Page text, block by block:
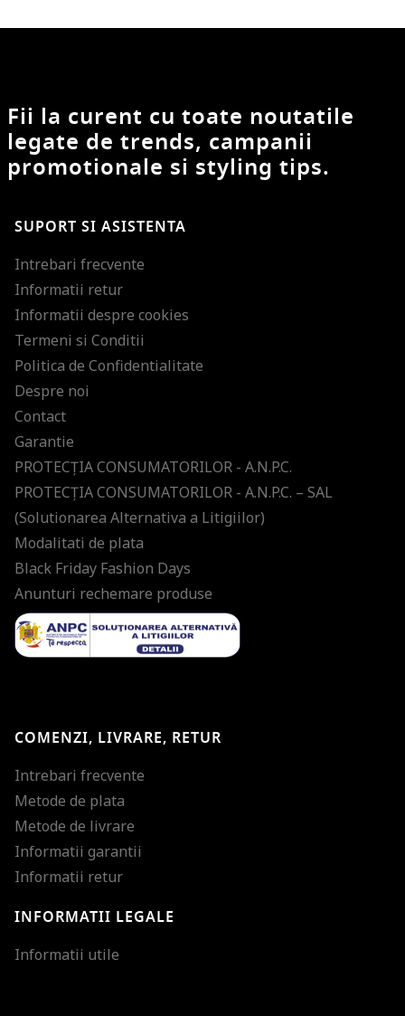
Fii la curent cu toate noutatile
legate de trends, campanii
promotionale si styling tips.
SUPORT SI ASISTENTA
Intrebari frecvente
Informatii retur
Informatii despre cookies
Termeni si Conditii
Politica de Confidentialitate
Despre noi
Contact
Garantie
PROTECŢIA CONSUMATORILOR - A.N.P.C.
PROTECŢIA CONSUMATORILOR - A.N.P.C. – SAL
(Solutionarea Alternativa a Litigiilor)
Modalitati de plata
Black Friday Fashion Days
Anunturi rechemare produse
COMENZI, LIVRARE, RETUR
Intrebari frecvente
Metode de plata
Metode de livrare
Informatii garantii
Informatii retur
INFORMATII LEGALE
Informatii utile